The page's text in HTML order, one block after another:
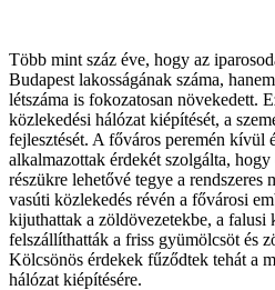
Több mint száz éve, hogy az
Budapest lakosságának száma,
létszáma is fokozatosan növekedett.
közlekedési hálózat kiépítését, a
fejlesztését. A főváros peremén kívül
alkalmazottak érdekét szolgálta,
részükre lehetővé tegye a rendszeres
vasúti közlekedés révén a fővárosi
kijuthattak a zöldövezetekbe, a falusi
felszállíthatták a friss gyümölcsöt és
Kölcsönös érdekek fűződtek tehát a
hálózat kiépítésére.